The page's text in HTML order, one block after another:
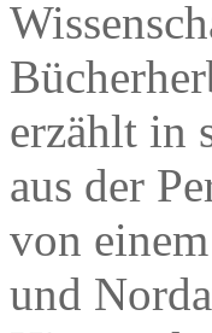
erzählt in
aus der
von
und